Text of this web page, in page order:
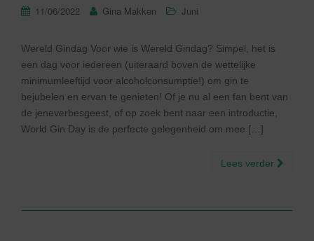
11/06/2022 Gina Makken Juni
Wereld Gindag Voor wie is Wereld Gindag? Simpel, het is
een dag voor iedereen (uiteraard boven de wettelijke
minimumleeftijd voor alcoholconsumptie!) om gin te
bejubelen en ervan te genieten! Of je nu al een fan bent van
de jeneverbesgeest, of op zoek bent naar een introductie,
World Gin Day is de perfecte gelegenheid om mee […]
Lees verder